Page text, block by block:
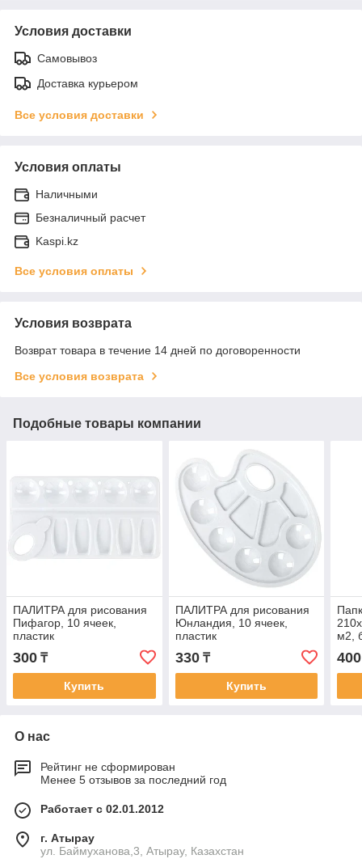
Условия доставки
Самовывоз
Доставка курьером
Все условия доставки
Условия оплаты
Наличными
Безналичный расчет
Kaspi.kz
Все условия оплаты
Условия возврата
Возврат товара в течение 14 дней по договоренности
Все условия возврата
Подобные товары компании
ПАЛИТРА для рисования
Пифагор, 10 ячеек,
пластик
300 ₸
Купить
ПАЛИТРА для рисования
Юнландия, 10 ячеек,
пластик
330₸
Купить
м2,
400
О нас
Рейтинг не сформирован
Менее 5 отзывов за последний год
Работает с 02.01.2012
г. Атырау
ул. Баймуханова,3, Атырау, Казахстан